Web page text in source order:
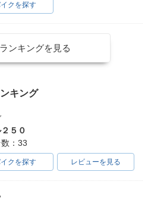
クを探す
ンキングを見る
キング
５０
：33
クを探す レビューを見る